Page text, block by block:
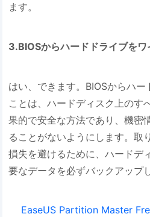
ます。
3.BIOSからハードドライブをワ
はい、できます。BIOSからハ
ことは、ハードディスク上のす
果的で安全な方法であり、機密
ることがないようにします。取
損失を避けるために、ハードデ
要なデータを必ずバックアップ
EaseUS Partition Master